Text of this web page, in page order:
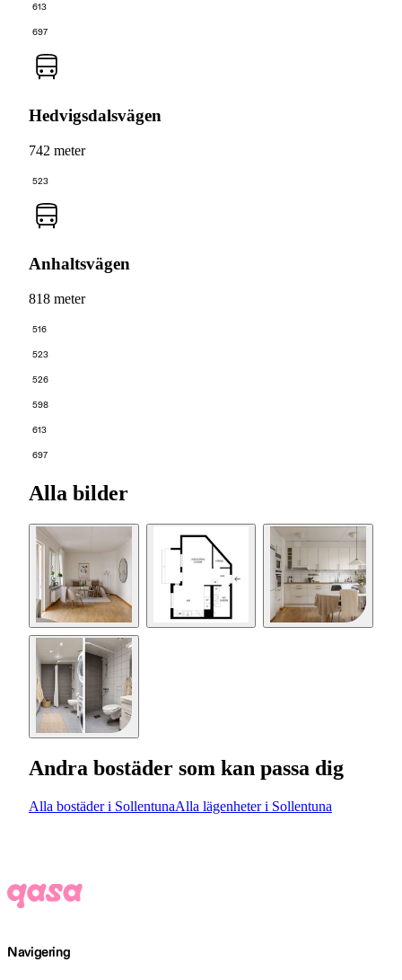
613
697
Hedvigsdalsvägen
742 meter
523
Anhaltsvägen
818 meter
516
523
526
598
613
697
Alla bilder
Andra bostäder som kan passa dig
Alla bostäder i SollentunaAlla lägenheter i Sollentuna
Navigering